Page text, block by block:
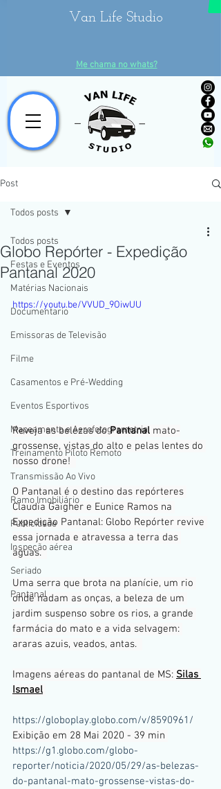
Van Life Studio
Me chama no whats?
Post
Todos posts
Festas e Eventos
Matérias Nacionais
Documentario
Emissoras de Televisão
Filme
Casamentos e Pré-Wedding
Eventos Esportivos
Mapeamento e Aerofotogrametria
Treinamento Piloto Remoto
Transmissão Ao Vivo
Ramo Imobiliário
Publicidade
Inspeção aérea
Seriado
Pantanal
Todos posts
Globo Repórter - Expedição
Pantanal 2020
https://youtu.be/VVUD_9OiwUU
Reveja as belezas do Pantanal mato-
grossense, vistas do alto e pelas lentes do
nosso drone!
O Pantanal é o destino das repórteres
Claudia Gaigher e Eunice Ramos na
Expedição Pantanal: Globo Repórter revive
essa jornada e atravessa a terra das
águas.
Uma serra que brota na planície, um rio
onde nadam as onças, a beleza de um
jardim suspenso sobre os rios, a grande
farmácia do mato e a vida selvagem:
araras azuis, veados, antas.
Imagens aéreas do pantanal de MS: Silas
Ismael
https://globoplay.globo.com/v/8590961/
Exibição em 28 Mai 2020 - 39 min
https://g1.globo.com/globo-
reporter/noticia/2020/05/29/as-belezas-
do-pantanal-mato-grossense-vistas-do-